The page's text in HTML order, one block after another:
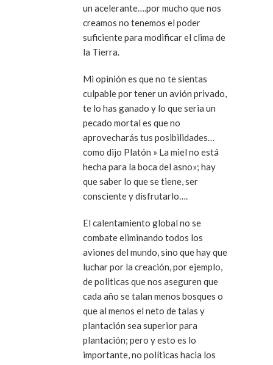
un acelerante….por mucho que nos
creamos no tenemos el poder
suficiente para modificar el clima de
la Tierra.
Mi opinión es que no te sientas
culpable por tener un avión privado,
te lo has ganado y lo que seria un
pecado mortal es que no
aprovecharás tus posibilidades…
como dijo Platón » La miel no está
hecha para la boca del asno»; hay
que saber lo que se tiene, ser
consciente y disfrutarlo….
El calentamiento global no se
combate eliminando todos los
aviones del mundo, sino que hay que
luchar por la creación, por ejemplo,
de politicas que nos aseguren que
cada año se talan menos bosques o
que al menos el neto de talas y
plantación sea superior para
plantación; pero y esto es lo
importante, no políticas hacia los